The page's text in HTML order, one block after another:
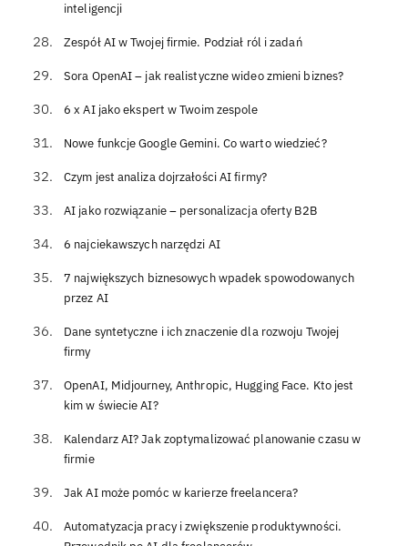
inteligencji
Zespół AI w Twojej firmie. Podział ról i zadań
Sora OpenAI – jak realistyczne wideo zmieni biznes?
6 x AI jako ekspert w Twoim zespole
Nowe funkcje Google Gemini. Co warto wiedzieć?
Czym jest analiza dojrzałości AI firmy?
AI jako rozwiązanie – personalizacja oferty B2B
6 najciekawszych narzędzi AI
7 największych biznesowych wpadek spowodowanych
przez AI
Dane syntetyczne i ich znaczenie dla rozwoju Twojej
firmy
OpenAI, Midjourney, Anthropic, Hugging Face. Kto jest
kim w świecie AI?
Kalendarz AI? Jak zoptymalizować planowanie czasu w
firmie
Jak AI może pomóc w karierze freelancera?
Automatyzacja pracy i zwiększenie produktywności.